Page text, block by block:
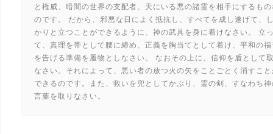
と権威、暗闇の世界の支配者、天にいる悪の諸霊を相手にするも
のです。 だから、邪悪な日によく抵抗し、すべてを成し遂げて、
かりと立つことができるように、神の武具を身に着けなさい。 立
て、真理を帯として腰に締め、正義を胸当てとして着け、平和の
を告げる準備を履物としなさい。 なおその上に、信仰を盾として
なさい。それによって、悪い者の放つ火の矢をことごとく消すこ
できるのです。また、救いを兜としてかぶり、霊の剣、すなわち
言葉を取りなさい。